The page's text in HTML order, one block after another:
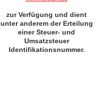
zur Verfügung und dient
unter anderem der Erteilung
einer Steuer- und
Umsatzsteuer
Identifikationsnummer.